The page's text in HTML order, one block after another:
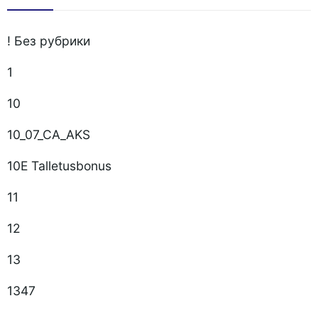
! Без рубрики
1
10
10_07_CA_AKS
10E Talletusbonus
11
12
13
1347